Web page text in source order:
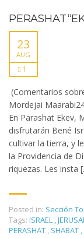
23
AUG
1
(Comentarios
Mordejai
En Parashat Ekev,
disfrutarán Bené
cultivar la tierra, y
la Providencia de
riquezas. Les insta
Posted in: Sección
Tags: ISRAEL ,
PERASHAT , SHABAT ,